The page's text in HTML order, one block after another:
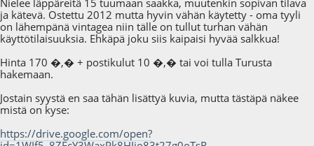
Nielee läppäreitä 15 tuumaan saakka, muutenkin sopivan tilava
ja kätevä. Ostettu 2012 mutta hyvin vähän käytetty - oma tyyli
on lähempänä vintagea niin tälle on tullut turhan vähän
käyttötilaisuuksia. Ehkäpä joku siis kaipaisi hyvää salkkua!
Hinta 170 �,� + postikulut 10 �,� tai voi tulla Turusta
hakemaan.
Jostain syystä en saa tähän lisättyä kuvia, mutta tästäpä näkee
mistä on kyse:
https://drive.google.com/open?